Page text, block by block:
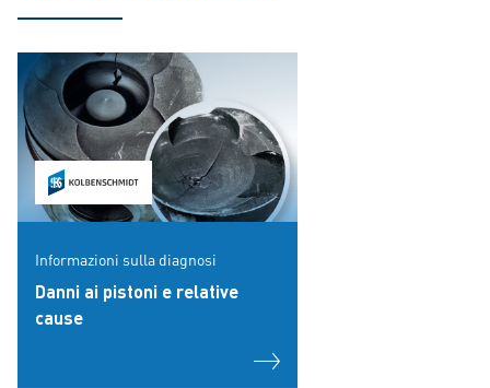
Informazioni sulla diagnosi
Danni ai pistoni e relative
cause